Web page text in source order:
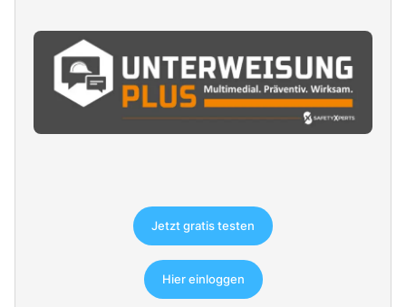
Jetzt gratis testen
Hier einloggen